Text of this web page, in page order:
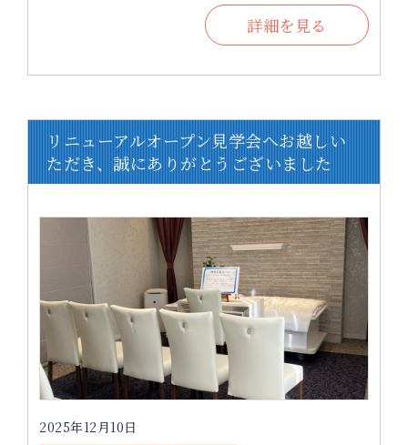
詳細を見る
リニューアルオープン見学会へお越しい
ただき、誠にありがとうございました
2025年12月10日